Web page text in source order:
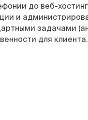
до веб-
и
задачами
для клиента.